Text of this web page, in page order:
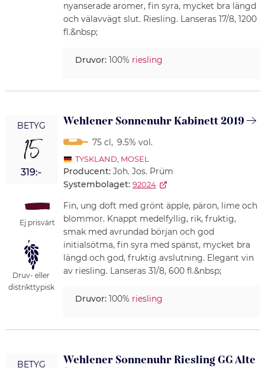
nyanserade aromer, fin syra, mycket bra längd
och välavvägt slut. Riesling. Lanseras 17/8, 1200
fl.&nbsp;
Druvor:100% riesling
BETYG
15
319:-
Ej prisvärt
Druv- eller
distrikttypisk
Wehlener Sonnenuhr Kabinett 2019
75 cl , 9.5% vol.
TYSKLAND, MOSEL
Producent: Joh. Jos. Prüm
Systembolaget: 92024
Fin, ung doft med grönt äpple, päron, lime och
blommor. Knappt medelfyllig, rik, fruktig,
smak med avrundad början och god
initialsötma, fin syra med spänst, mycket bra
längd och god, fruktig avslutning. Elegant vin
av riesling. Lanseras 31/8, 600 fl.&nbsp;
Druvor:100% riesling
BETYG
Wehlener Sonnenuhr Riesling GG Alte